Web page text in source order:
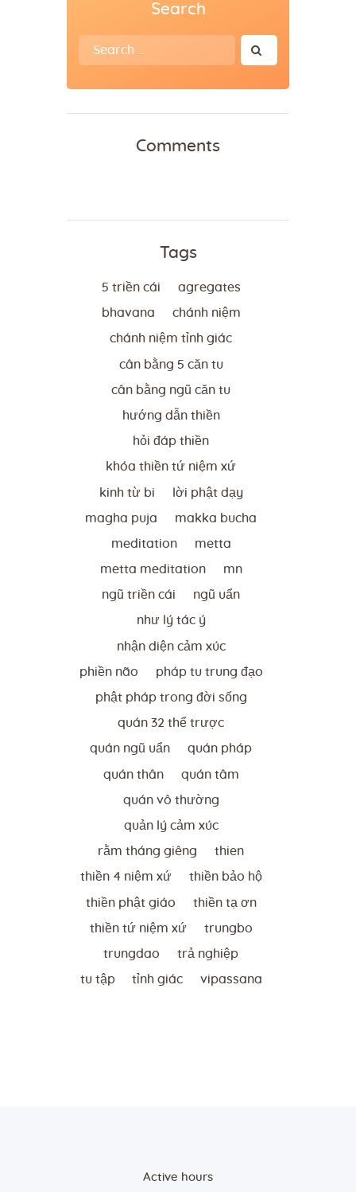
Search
Search
for:
Comments
Tags
5 triền cái agregates
bhavana chánh niệm
chánh niệm tỉnh giác
cân bằng 5 căn tu
cân bằng ngũ căn tu
hướng dẫn thiền
hỏi đáp thiền
khóa thiền tứ niệm xứ
kinh từ bi lời phật dạy
magha puja makka bucha
meditation metta
metta meditation mn
ngũ triền cái ngũ uẩn
như lý tác ý
nhận diện cảm xúc
phiền não pháp tu trung đạo
phật pháp trong đời sống
quán 32 thể trược
quán ngũ uẩn quán pháp
quán thân quán tâm
quán vô thường
quản lý cảm xúc
rằm tháng giêng thien
thiền 4 niệm xứ thiền bảo hộ
thiền phật giáo thiền tạ ơn
thiền tứ niệm xứ trungbo
trungdao trả nghiệp
tu tập tỉnh giác vipassana
Active hours